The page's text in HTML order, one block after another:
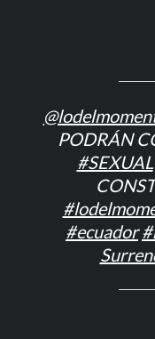
PODRÁN
#SEXUAL
#ecuador